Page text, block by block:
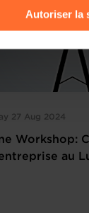
d’usage
Autoriser la
27 Aug 2024
Workshop:
au